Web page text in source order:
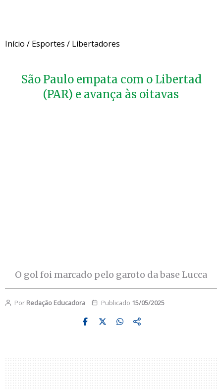
Início / Esportes / Libertadores
São Paulo empata com o Libertad
(PAR) e avança às oitavas
O gol foi marcado pelo garoto da base Lucca
Por Redação Educadora Publicado 15/05/2025